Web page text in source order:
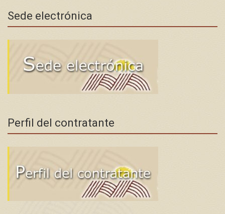
Sede electrónica
Perfil del contratante